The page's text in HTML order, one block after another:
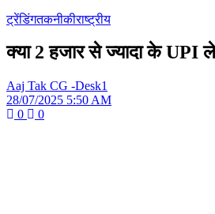
ट्रेंडिंगतकनीकीराष्ट्रीय
क्या 2 हजार से ज्यादा के UPI
Aaj Tak CG -Desk1
28/07/2025 5:50 AM
0
0